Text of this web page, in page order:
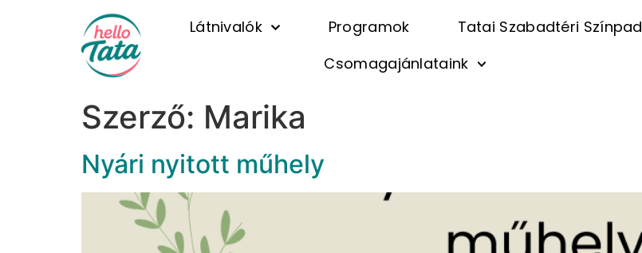
Látnivalók Programok Tatai Szabadtéri Színpad
Csomagajánlataink
Szerző: Marika
Nyári nyitott műhely